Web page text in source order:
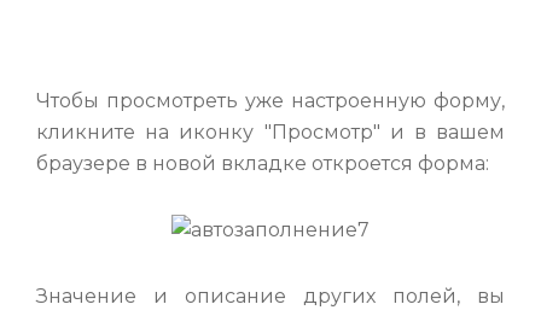
Чтобы просмотреть уже настроенную форму,
кликните на иконку "Просмотр" и в вашем
браузере в новой вкладке откроется форма:
Значение и описание других полей, вы